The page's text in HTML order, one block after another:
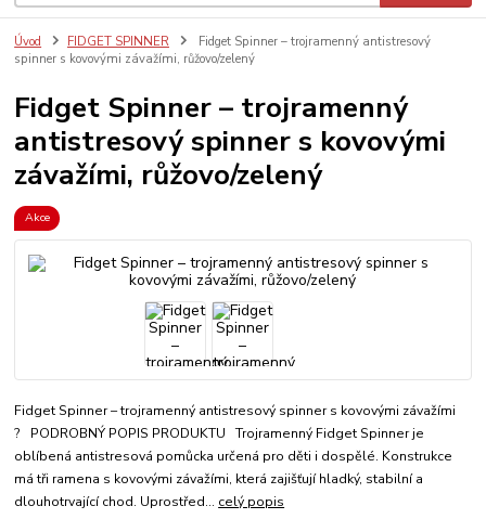
Úvod FIDGET SPINNER
Fidget Spinner – trojramenný antistresový
spinner s kovovými závažími, růžovo/zelený
Fidget Spinner – trojramenný
antistresový spinner s kovovými
závažími, růžovo/zelený
Akce
Fidget Spinner – trojramenný antistresový spinner s kovovými závažími
? PODROBNÝ POPIS PRODUKTU Trojramenný Fidget Spinner je
oblíbená antistresová pomůcka určená pro děti i dospělé. Konstrukce
má tři ramena s kovovými závažími, která zajišťují hladký, stabilní a
dlouhotrvající chod. Uprostřed... celý popis